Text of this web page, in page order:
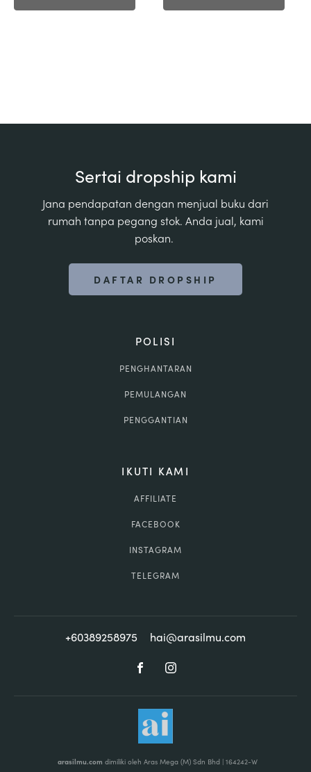
Sertai dropship kami
Jana pendapatan dengan menjual buku dari
rumah tanpa pegang stok. Anda jual, kami
poskan.
DAFTAR DROPSHIP
POLISI
PENGHANTARAN
PEMULANGAN
PENGGANTIAN
IKUTI KAMI
AFFILIATE
FACEBOOK
INSTAGRAM
TELEGRAM
+60389258975 hai@arasilmu.com
arasilmu.com dimiliki oleh Aras Mega (M) Sdn Bhd | 164242-W